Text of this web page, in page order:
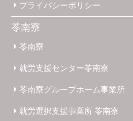
プライバシーポリシー
苓南寮
苓南寮
就労支援センター苓南寮
苓南寮グループホーム事業所
就労選択支援事業所苓南寮